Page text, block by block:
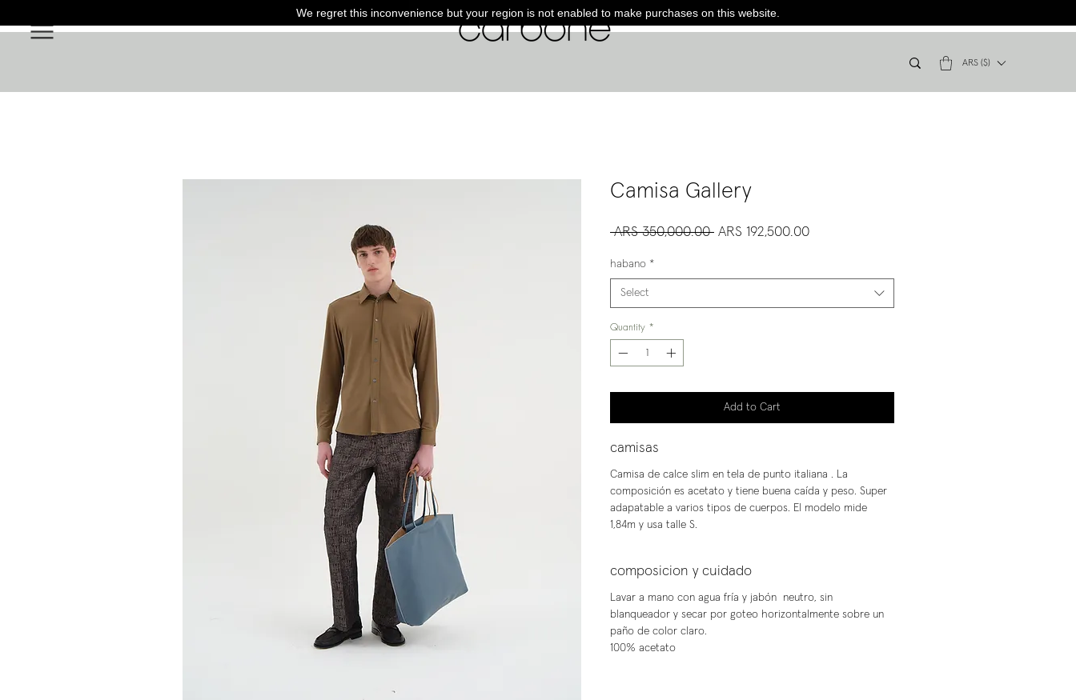
We regret this inconvenience but your region is not enabled to make purchases on this website.
ARS ($)
Camisa Gallery
ARS 350,000.00 Regular
ARS 192,500.00Sale
habano *
Select
Quantity *
Add to Cart
camisas
Camisa de calce slim en tela de punto italiana . La
composición es acetato y tiene buena caída y peso. Super
adapatable a varios tipos de cuerpos. El modelo mide
1,84m y usa talle S.
composicion y cuidado
Lavar a mano con agua fría y jabón neutro, sin
blanqueador y secar por goteo horizontalmente sobre un
paño de color claro.
100% acetato